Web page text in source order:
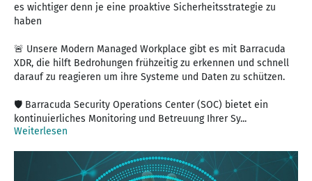
es wichtiger denn je eine proaktive Sicherheitsstrategie zu
haben
🚨 Unsere Modern Managed Workplace gibt es mit Barracuda
XDR, die hilft Bedrohungen frühzeitig zu erkennen und schnell
darauf zu reagieren um ihre Systeme und Daten zu schützen.
🛡️ Barracuda Security Operations Center (SOC) bietet ein
kontinuierliches Monitoring und Betreuung Ihrer Sy...
Weiterlesen